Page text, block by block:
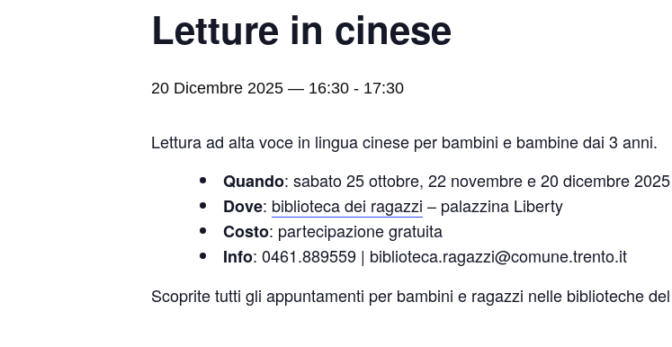
Letture in cinese
20 Dicembre 2025 — 16:30 - 17:30
Lettura ad alta voce in lingua cinese per bambini e bambine dai 3 anni.
Quando: sabato 25 ottobre, 22 novembre e 20 dicembre
Dove: biblioteca dei ragazzi – palazzina Liberty
Costo: partecipazione gratuita
Info: 0461.889559 | biblioteca.ragazzi@comune.trento.it
Scoprite tutti gli appuntamenti per bambini e ragazzi nelle biblioteche